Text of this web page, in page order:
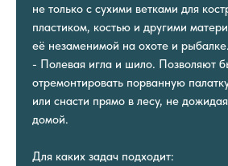
не только с сухими ветками для
пластиком, костью и другими
её незаменимой на охоте и рыбалке.
- Полевая игла и шило. Позволяют
отремонтировать порванную
или снасти прямо в лесу, не
домой.
Для каких задач подходит: